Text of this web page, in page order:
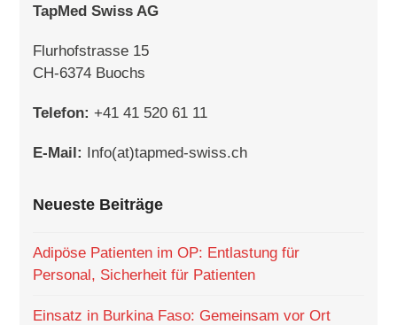
TapMed Swiss AG
Flurhofstrasse 15
CH-6374 Buochs
Telefon: +41 41 520 61 11
E-Mail: Info(at)tapmed-swiss.ch
Neueste Beiträge
Adipöse Patienten im OP: Entlastung für
Personal, Sicherheit für Patienten
Einsatz in Burkina Faso: Gemeinsam vor Ort